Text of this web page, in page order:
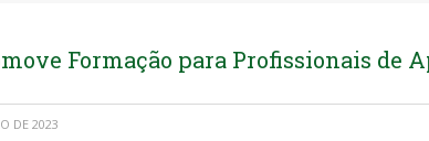
Formação para Profissionais de
DE 2023